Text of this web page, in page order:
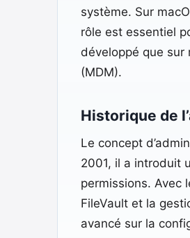
système. Sur
rôle est essentiel
développé que sur
(MDM).
Historique de
Le concept
2001, il a introduit
permissions. Avec
FileVault et la
avancé sur la